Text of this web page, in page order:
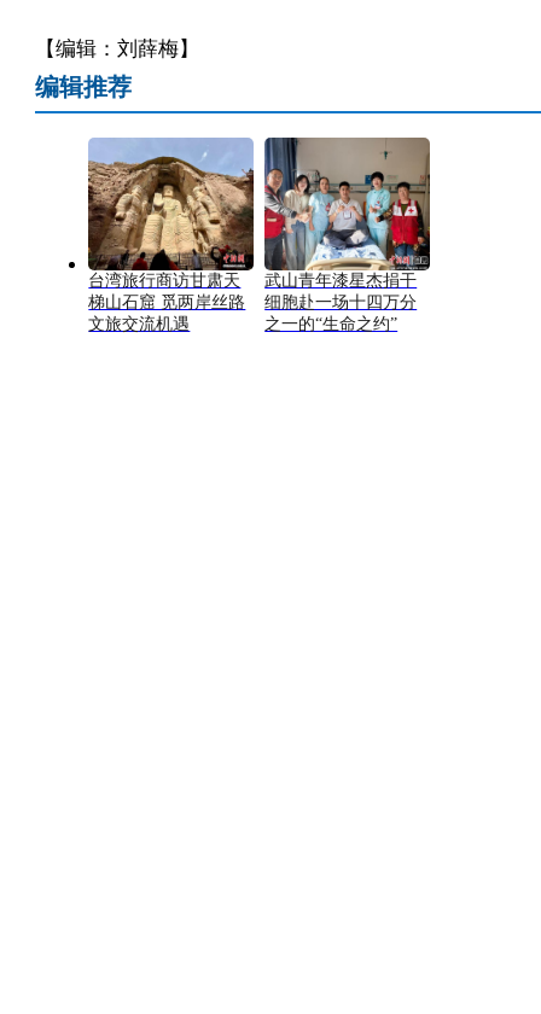
【编辑：刘薛梅】
编辑推荐
台湾旅行商访甘肃天
梯山石窟 觅两岸丝路
文旅交流机遇
武山青年漆星杰捐干
细胞赴一场十四万分
之一的“生命之约”